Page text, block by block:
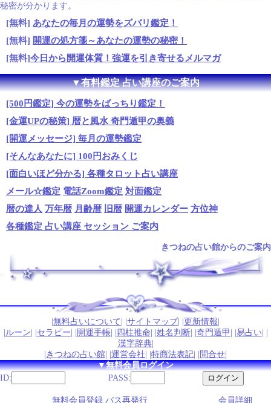
秘密が分かります。
[無料] あなたの毎月の運勢をズバリ鑑定！
[無料] 開運の処方箋～あなたの運勢の秘密！
[無料]今日から開運体質！強運を引き寄せるメルマガ
▼有料鑑定 占い講座のご案内
[500円鑑定] 今の運勢をばっちり鑑定！
[金運UPの秘策] 暦と風水 奇門遁甲の奥義
[開運メッセージ] 毎月の運勢鑑定
[そんなあなたに] 100円おみくじ
[面白いほど分かる] 各種タロット占い講座
メール☆鑑定 電話Zoom鑑定 対面鑑定
暦の達人 万年暦 月齢暦 旧暦 開運カレンダー 方位神
各種鑑定 占い講座 セッション ご案内
きつねの占い館からのご案内
無料占いについて サイトマップ 更新情報
ルーン セラピー 開運手帳 四柱推命 姓名判断| | 奇門遁甲 易占い
漢字辞典|
きつねの占い館 運営会社 特商法表記 問合せ
▼無料会員ログイン
ID:
PASS:
無料会員登録 パス再発行 会員詳細